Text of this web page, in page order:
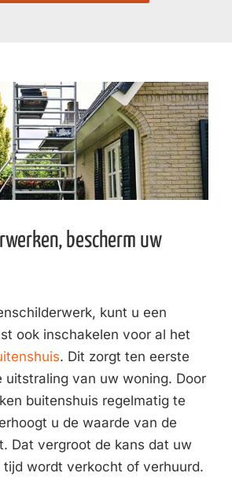
bescherm uw
kunt u een
ook inschakelen voor al het
. Dit zorgt ten eerste
uitstraling van uw woning. Door
buitenshuis regelmatig te
u de waarde van de
Dat vergroot de kans dat uw
wordt verkocht of verhuurd.